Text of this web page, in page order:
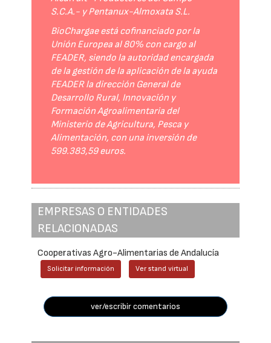
S.C.A.- y Pentanux-Almoxata S.L.
BioChargae está cofinanciado por la
Unión Europea al 80% con cargo al
FEADER, siendo la autoridad encargada
de la gestión de la aplicación de la ayuda
FEADER la dirección General de
Desarrollo Rural, Innovación y
Formación Agroalimentaria del
Ministerio de Agricultura, Pesca y
Alimentación, con una inversión de
599.383,59 euros.
EMPRESAS O ENTIDADES
RELACIONADAS
Cooperativas Agro-Alimentarias de Andalucía
Solicitar información Ver stand virtual
ver/escribir comentarios